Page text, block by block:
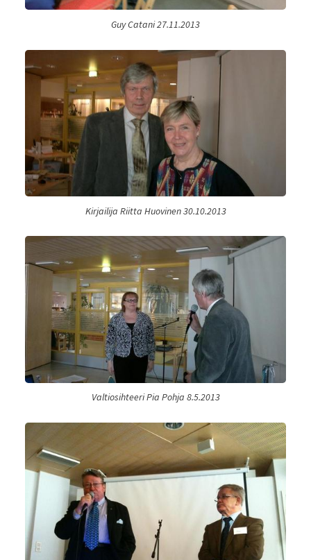
Guy Catani 27.11.2013
Kirjailija Riitta Huovinen 30.10.2013
Valtiosihteeri Pia Pohja 8.5.2013